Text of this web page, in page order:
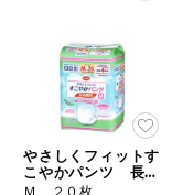
やさしくフィットす
こやかパンツ 長時
間用
Ｍ ２０枚